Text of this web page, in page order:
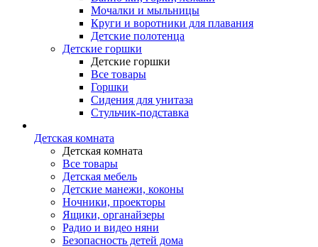
Мочалки и мыльницы
Круги и воротники для плавания
Детские полотенца
Детские горшки
Детские горшки
Все товары
Горшки
Сидения для унитаза
Стульчик-подставка
Детская комната
Детская комната
Все товары
Детская мебель
Детские манежи, коконы
Ночники, проекторы
Ящики, органайзеры
Радио и видео няни
Безопасность детей дома